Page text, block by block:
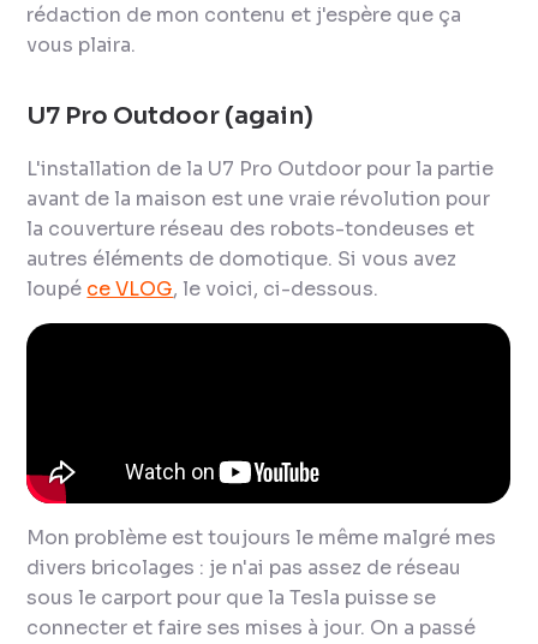
rédaction de mon contenu et j'espère que ça
vous plaira.
U7 Pro Outdoor (again)
L'installation de la U7 Pro Outdoor pour la partie
avant de la maison est une vraie révolution pour
la couverture réseau des robots-tondeuses et
autres éléments de domotique. Si vous avez
loupé ce VLOG, le voici, ci-dessous.
Mon problème est toujours le même malgré mes
divers bricolages : je n'ai pas assez de réseau
sous le carport pour que la Tesla puisse se
connecter et faire ses mises à jour. On a passé